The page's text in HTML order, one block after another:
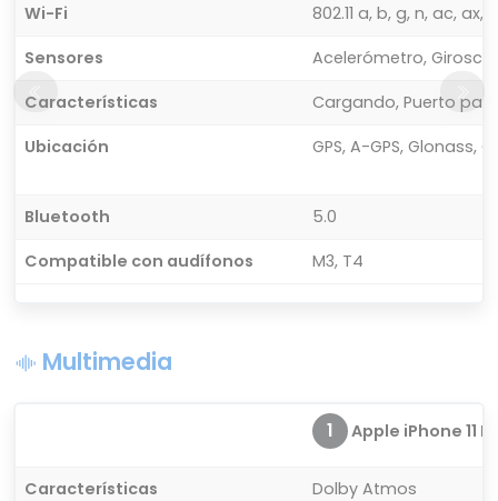
Wi-Fi
802.11 a, b, g, n, ac,
Sensores
Acelerómetro,
Características
Cargando, Puerto
Ubicación
GPS, A-GPS, Glonass,
Bluetooth
5.0
Compatible con audífonos
M3, T4
Multimedia
1 Apple iPhone 11
Características
Dolby Atmos